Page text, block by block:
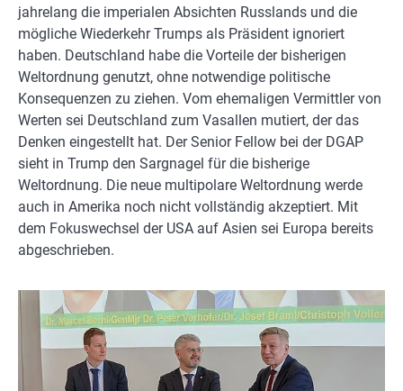
jahrelang die imperialen Absichten Russlands und die
mögliche Wiederkehr Trumps als Präsident ignoriert
haben. Deutschland habe die Vorteile der bisherigen
Weltordnung genutzt, ohne notwendige politische
Konsequenzen zu ziehen. Vom ehemaligen Vermittler von
Werten sei Deutschland zum Vasallen mutiert, der das
Denken eingestellt hat. Der Senior Fellow bei der DGAP
sieht in Trump den Sargnagel für die bisherige
Weltordnung. Die neue multipolare Weltordnung werde
auch in Amerika noch nicht vollständig akzeptiert. Mit
dem Fokuswechsel der USA auf Asien sei Europa bereits
abgeschrieben.